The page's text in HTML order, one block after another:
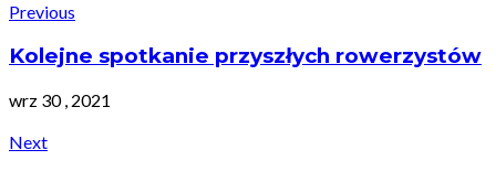
Previous
Kolejne spotkanie przyszłych rowerzystów
wrz 30 , 2021
Next